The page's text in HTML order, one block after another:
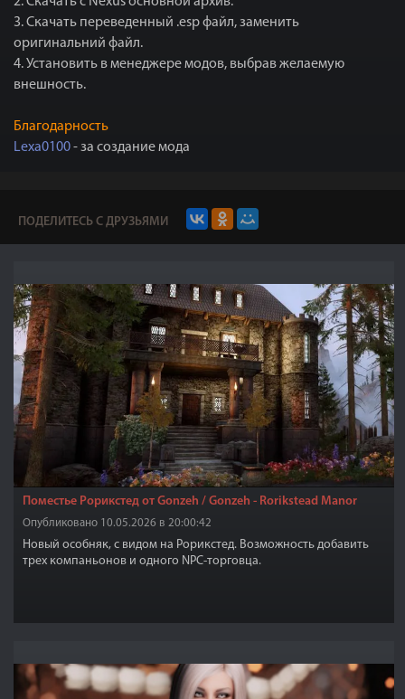
3. Скачать переведенный .esp файл, заменить
оригинальний файл.
4. Установить в менеджере модов, выбрав желаемую
внешность.
Благодарность
Lexa0100- за создание мода
ПОДЕЛИТЕСЬ С ДРУЗЬЯМИ
Поместье Рорикстед от Gonzeh / Gonzeh - Rorikstead Manor
Опубликовано 10.05.2026 в 20:00:42
Новый особняк, с видом на Рорикстед. Возможность добавить
трех компаньонов и одного NPC-торговца.